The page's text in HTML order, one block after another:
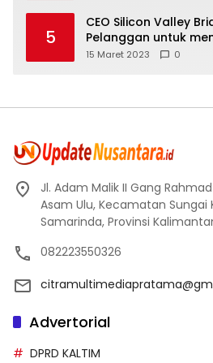
5
CEO Silicon Valley
Pelanggan untuk
Mereka
15 Maret 2023 0
Jl. Adam Malik II Gang
Asam Ulu, Kecamatan Sungai
Samarinda, Provinsi
082223550326
Advertorial
DPRD KALTIM